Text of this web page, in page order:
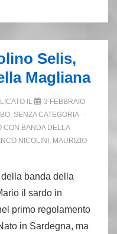
Selis,
Magliana
IL
3 FEBBRAIO
, SENZA CATEGORIA
CON BANDA DELLA
NICOLINI , MAURIZIO
della banda della
il sardo in
primo regolamento
in Sardegna, ma